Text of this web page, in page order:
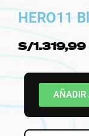
HERO11
S/1.319,99
AÑADIR